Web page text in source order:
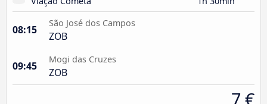
08:15
São José dos Campos
ZOB
09:45
Mogi das Cruzes
ZOB
7 €